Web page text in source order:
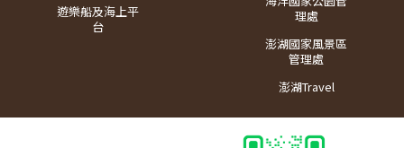
遊樂船及海上平
台
理處
澎湖國家風景區
管理處
澎湖Travel